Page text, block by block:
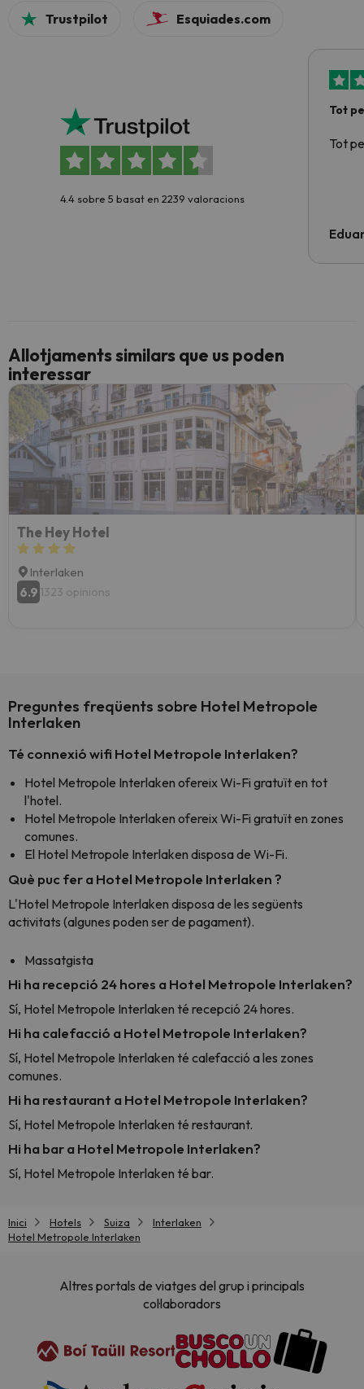
Trustpilot Esquiades.com
4.4 sobre 5 basat en 2239 valoracions
Tot
Tot
Allotjaments similars que us poden
interessar
The Hey Hotel
Interlaken
6.9 1323 opinions
Preguntes freqüents sobre Hotel Metropole
Interlaken
Té connexió wifi Hotel Metropole Interlaken?
Hotel Metropole Interlaken ofereix Wi-Fi gratuït en tot
l'hotel.
Hotel Metropole Interlaken ofereix Wi-Fi gratuït en zones
comunes.
El Hotel Metropole Interlaken disposa de Wi-Fi.
Què puc fer a Hotel Metropole Interlaken ?
L'Hotel Metropole Interlaken disposa de les següents
activitats (algunes poden ser de pagament).
Massatgista
Hi ha recepció 24 hores a Hotel Metropole Interlaken?
Sí, Hotel Metropole Interlaken té recepció 24 hores.
Hi ha calefacció a Hotel Metropole Interlaken?
Sí, Hotel Metropole Interlaken té calefacció a les zones
comunes.
Hi ha restaurant a Hotel Metropole Interlaken?
Sí, Hotel Metropole Interlaken té restaurant.
Hi ha bar a Hotel Metropole Interlaken?
Sí, Hotel Metropole Interlaken té bar.
Inici Hotels Suiza
Interlaken
Hotel Metropole Interlaken
Altres portals de viatges del grup i principals
col·laboradors